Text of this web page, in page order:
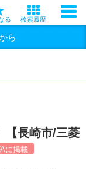
る 検索履歴
ら
【長崎市/三菱
に掲載